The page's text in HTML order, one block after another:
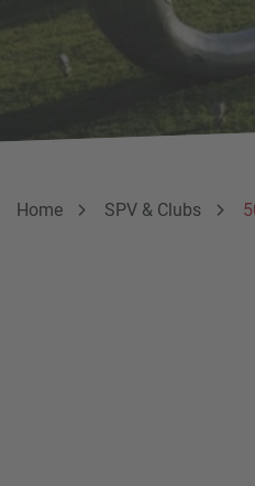
Sie befinden sich hier:
Home SPV & Clubs